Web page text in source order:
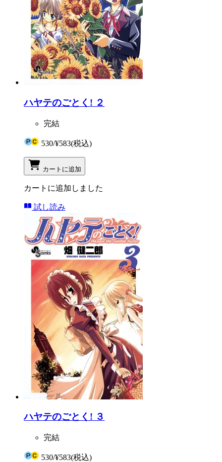
ハヤテのごとく! ２
完結
530/¥583(税込)
カートに追加
カートに追加しました
試し読み
ハヤテのごとく! ３
完結
530/¥583(税込)